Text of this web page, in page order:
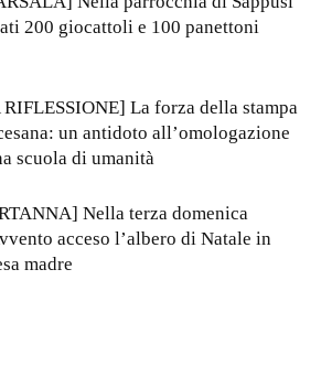
200 giocattoli e 100 panettoni
La forza della stampa
un antidoto all’omologazione
scuola di umanità
Nella terza domenica
acceso l’albero di Natale in
madre